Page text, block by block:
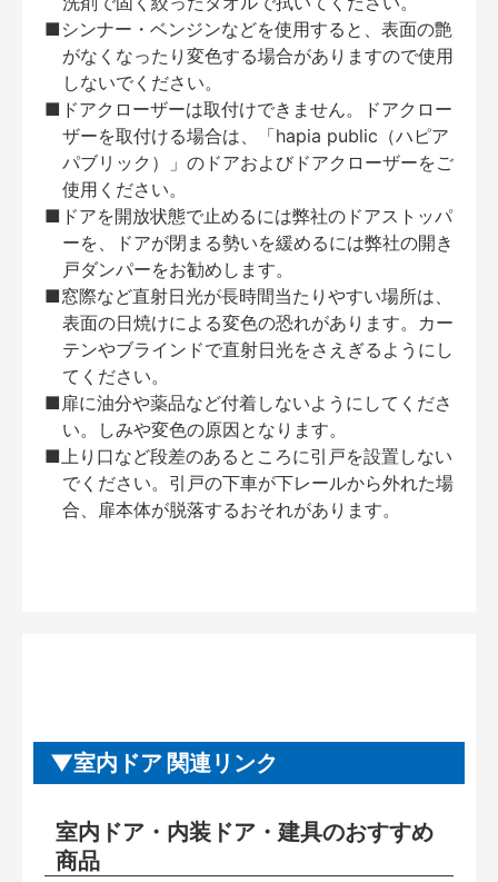
■シンナー・ベンジンなどを使用すると、表面の艶
がなくなったり変色する場合がありますので使用
しないでください。
■ドアクローザーは取付けできません。ドアクロー
ザーを取付ける場合は、「hapia public（ハピア
パブリック）」のドアおよびドアクローザーをご
使用ください。
■ドアを開放状態で止めるには弊社のドアストッパ
ーを、ドアが閉まる勢いを緩めるには弊社の開き
戸ダンパーをお勧めします。
■窓際など直射日光が長時間当たりやすい場所は、
表面の日焼けによる変色の恐れがあります。カー
テンやブラインドで直射日光をさえぎるようにし
てください。
■扉に油分や薬品など付着しないようにしてくださ
い。しみや変色の原因となります。
■上り口など段差のあるところに引戸を設置しない
でください。引戸の下車が下レールから外れた場
合、扉本体が脱落するおそれがあります。
室内ドア 関連リンク
室内ドア・内装ドア・建具のおすすめ
商品